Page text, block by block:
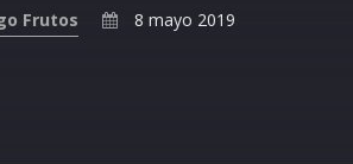
Frutos 8 mayo 2019